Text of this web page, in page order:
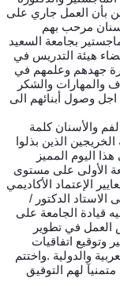
بأن العمل جاري على
مرحب بهم
بجامعة السعيد
هيئة التدريس في
جهدهم وعلمهم في
والمهارات والشكر
اجل وصول أبنائهم الى
والأسنان كلمة
الذين بذلوا
اليوم المميز
الأولى على مستوى
الإعتماد الأكاديمي
الاستاد الدكتور /
قيادة الجامعة على
العمل في تطوير
وتوقيع اتفاقيات
والدولية .واختتم
لهم التوفيق